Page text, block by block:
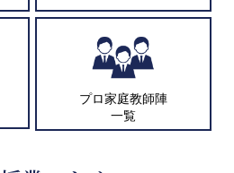
プロ家庭教師陣
一覧